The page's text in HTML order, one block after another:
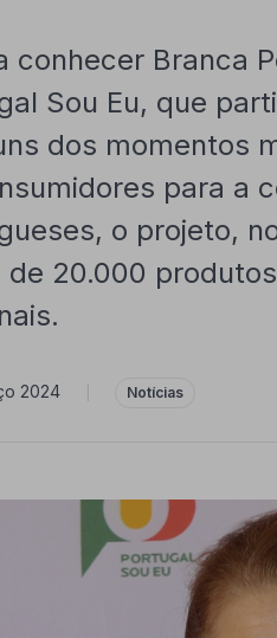
conhecer Branca
Sou Eu, que
dos momentos
para a
o projeto,
de 20.000
2024 Notícias